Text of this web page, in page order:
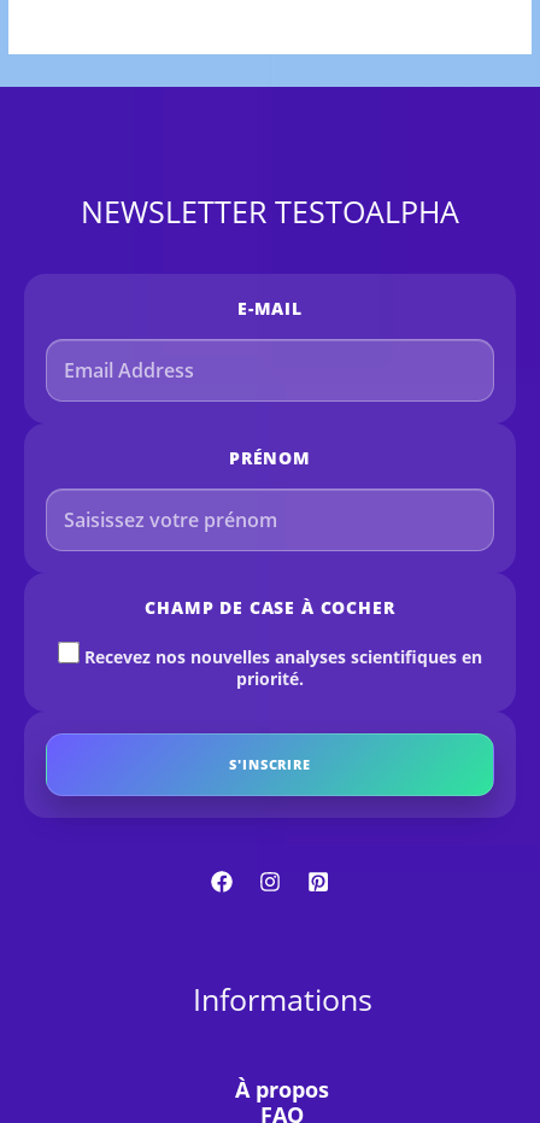
NEWSLETTER TESTOALPHA
E-MAIL
PRÉNOM
CHAMP DE CASE À COCHER
Recevez nos nouvelles analyses scientifiques en
priorité.
S'INSCRIRE
Informations
À propos
FAQ